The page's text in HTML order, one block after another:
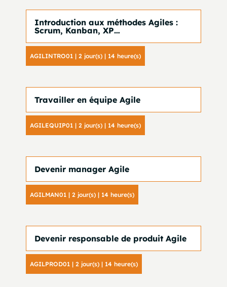
Introduction aux méthodes Agiles :
Scrum, Kanban, XP…
AGILINTRO01 | 2 jour(s) | 14 heure(s)
Travailler en équipe Agile
AGILEQUIP01 | 2 jour(s) | 14 heure(s)
Devenir manager Agile
AGILMAN01 | 2 jour(s) | 14 heure(s)
Devenir responsable de produit Agile
AGILPROD01 | 2 jour(s) | 14 heure(s)